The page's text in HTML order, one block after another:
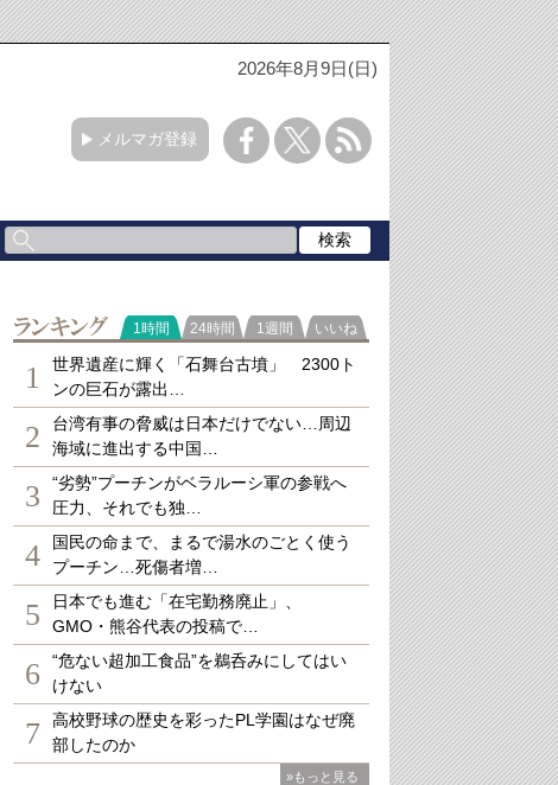
2026年8月9日(日)
メルマガ登録
ランキング
1時間 24時間 1週間 いいね
1
世界遺産に輝く「石舞台古墳」 2300ト
ンの巨石が露出…
2
台湾有事の脅威は日本だけでない…周辺
海域に進出する中国…
3
“劣勢”プーチンがベラルーシ軍の参戦へ
圧力、それでも独…
4
国民の命まで、まるで湯水のごとく使う
プーチン…死傷者増…
5
日本でも進む「在宅勤務廃止」、
GMO・熊谷代表の投稿で…
6
“危ない超加工食品”を鵜呑みにしてはい
けない
7
高校野球の歴史を彩ったPL学園はなぜ廃
部したのか
»もっと見る